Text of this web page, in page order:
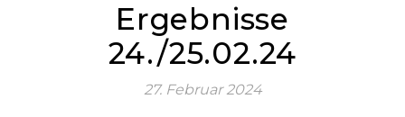
Ergebnisse
24./25.02.24
27. Februar 2024